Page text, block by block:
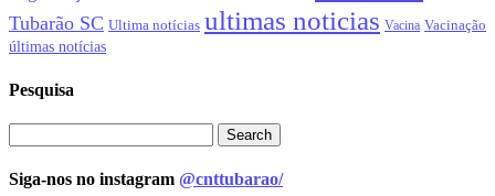
Tubarão SC Ultima notícias ultimas noticias Vacina Vacinação
últimas notícias
Pesquisa
Siga-nos no instagram @cnttubarao/